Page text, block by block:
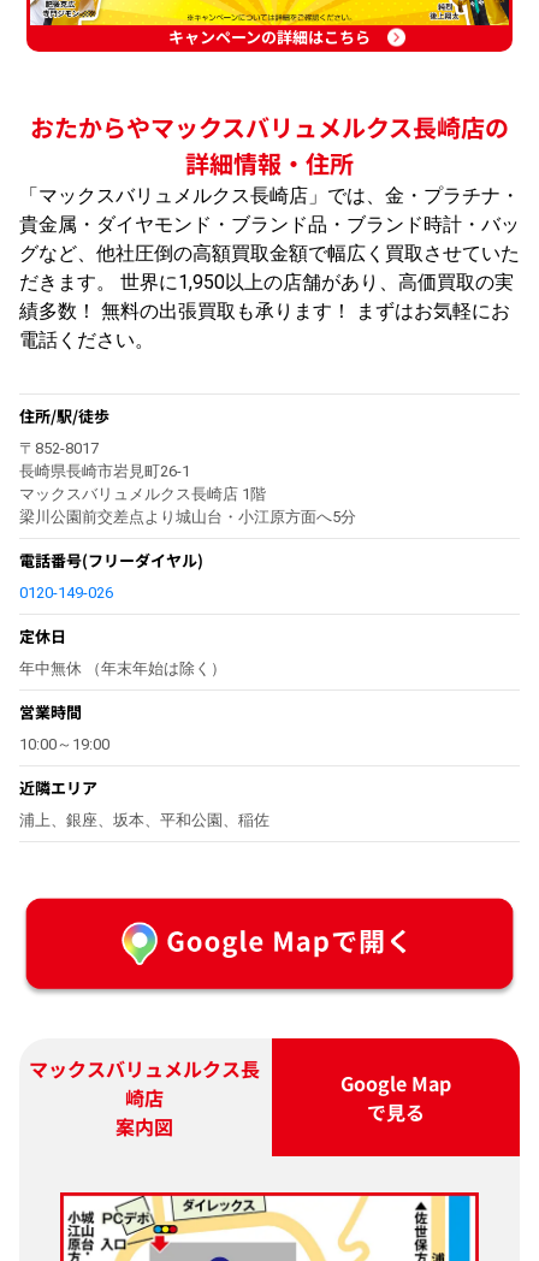
キャンペーンの詳細はこちら
おたからやマックスバリュメルクス長崎店の
詳細情報・住所
「マックスバリュメルクス長崎店」では、金・プラチナ・
貴金属・ダイヤモンド・ブランド品・ブランド時計・バッ
グなど、他社圧倒の高額買取金額で幅広く買取させていた
だきます。 世界に1,950以上の店舗があり、高価買取の実
績多数！ 無料の出張買取も承ります！ まずはお気軽にお
電話ください。
住所/駅/徒歩
〒852-8017
長崎県長崎市岩見町26-1
マックスバリュメルクス長崎店 1階
梁川公園前交差点より城山台・小江原方面へ5分
電話番号(フリーダイヤル)
0120-149-026
定休日
年中無休 （年末年始は除く）
営業時間
10:00～19:00
近隣エリア
浦上、銀座、坂本、平和公園、稲佐
マックスバリュメルクス長
崎店
案内図
Google Map
で見る